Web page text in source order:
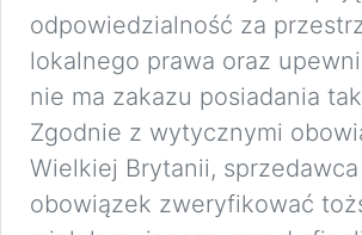
odpowiedzialność za
lokalnego prawa oraz
nie ma zakazu posiadania
Zgodnie z wytycznymi
Wielkiej Brytanii, sprzedawca
obowiązek zweryfikować